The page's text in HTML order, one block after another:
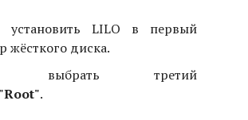
установить LILO в первый
жёсткого диска.
выбрать третий
"Root".